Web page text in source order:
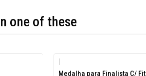
one of these
-10%
Medalha para Finalista C/